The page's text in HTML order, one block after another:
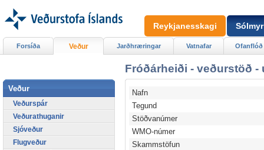
Fróðárheiði - veðurstöð -
Nafn
Tegund
Stöðvanúmer
WMO-númer
Skammstöfun
Forsíða Veður Jarðhræringar Vatnafar Ofanflóð
Veður
Veðurspár
Veðurathuganir
Sjóveður
Flugveður
Reykjanesskagi